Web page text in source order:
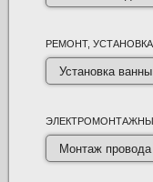
РЕМОНТ,